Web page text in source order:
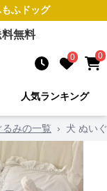
もふドッグ
無料
0 0
人気ランキング
みの一覧 › 犬 ぬい